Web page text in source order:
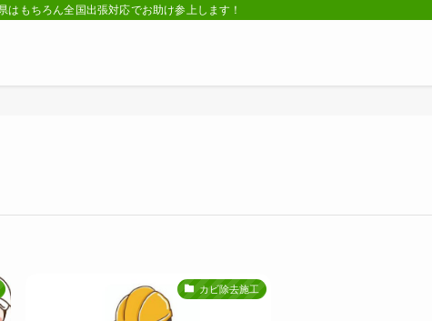
もちろん全国出張対応でお助け参上します！
カビ除去施工